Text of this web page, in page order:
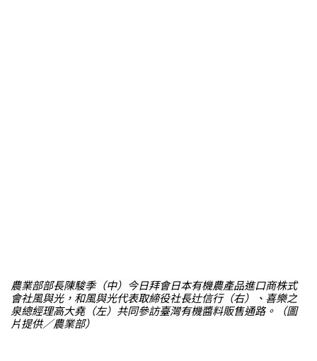
農業部部長陳駿季（中）今日拜會日本有機農產品進口商株式
會社風與光，和風與光代表取締役社長辻信行（右）、喜樂之
泉總經理高大堯（左）共同參訪臺灣有機醬料販售通路。（圖
片提供／農業部）